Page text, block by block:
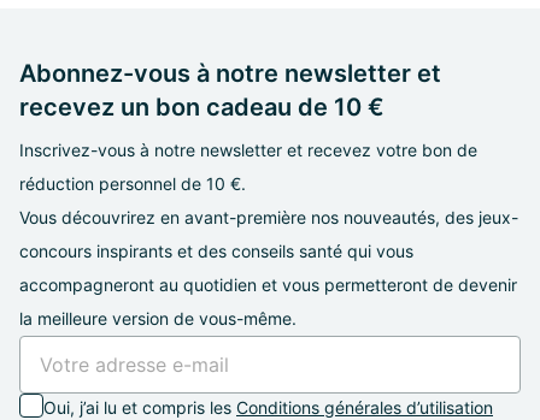
Abonnez-vous à notre newsletter et
recevez un bon cadeau de 10 €
Inscrivez-vous à notre newsletter et recevez votre bon de
réduction personnel de 10 €.
Vous découvrirez en avant-première nos nouveautés, des jeux-
concours inspirants et des conseils santé qui vous
accompagneront au quotidien et vous permetteront de devenir
la meilleure version de vous-même.
Oui, j’ai lu et compris les Conditions générales d’utilisation